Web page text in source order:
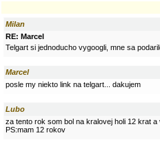
Milan
RE: Marcel
Telgart si jednoducho vygoogli, mne sa
Marcel
posle my niekto link na telgart... dakujem
Lubo
za tento rok som bol na kralovej holi 12 krat
PS:mam 12 rokov